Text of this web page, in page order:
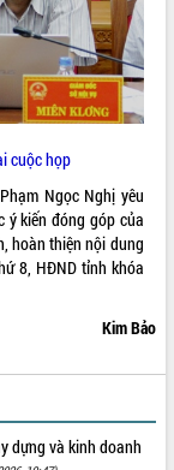
cuộc họp
Ngọc Nghị yêu
ý kiến đóng góp của
hoàn thiện nội dung
8, HĐND tỉnh khóa
Kim Bảo
dựng và kinh doanh